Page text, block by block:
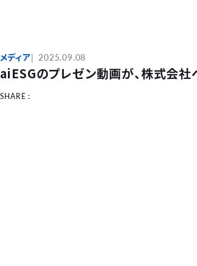
メディア 2025.09.08
aiESGのプレゼン動画が、株式会社
SHARE :